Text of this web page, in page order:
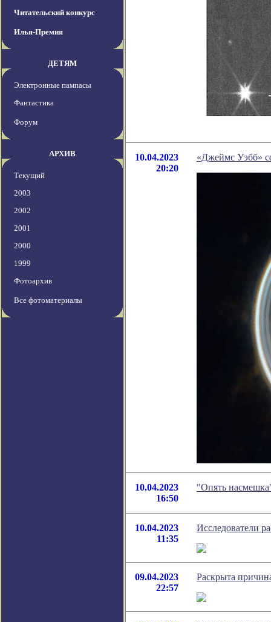
Читательский конкурс
Илья-Премия
ДЕТЯМ
Электронные пампасы
Фантастика
Форум
АРХИВ
Текущий
2003
2002
2001
2000
1999
Фотоархив
Все фотоматериалы
10.04.2023
20:20
«Джеймс Уэбб»
10.04.2023
16:50
"Опять
10.04.2023
11:35
Исследователи
09.04.2023
22:57
Раскрыта